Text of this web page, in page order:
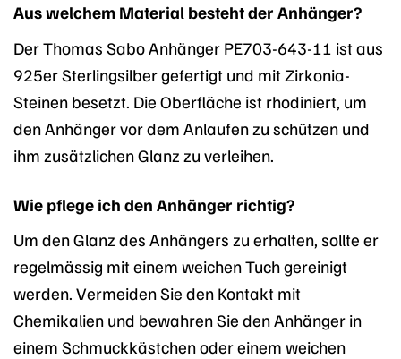
Aus welchem Material besteht der Anhänger?
Der Thomas Sabo Anhänger PE703-643-11 ist aus
925er Sterlingsilber gefertigt und mit Zirkonia-
Steinen besetzt. Die Oberfläche ist rhodiniert, um
den Anhänger vor dem Anlaufen zu schützen und
ihm zusätzlichen Glanz zu verleihen.
Wie pflege ich den Anhänger richtig?
Um den Glanz des Anhängers zu erhalten, sollte er
regelmässig mit einem weichen Tuch gereinigt
werden. Vermeiden Sie den Kontakt mit
Chemikalien und bewahren Sie den Anhänger in
einem Schmuckkästchen oder einem weichen